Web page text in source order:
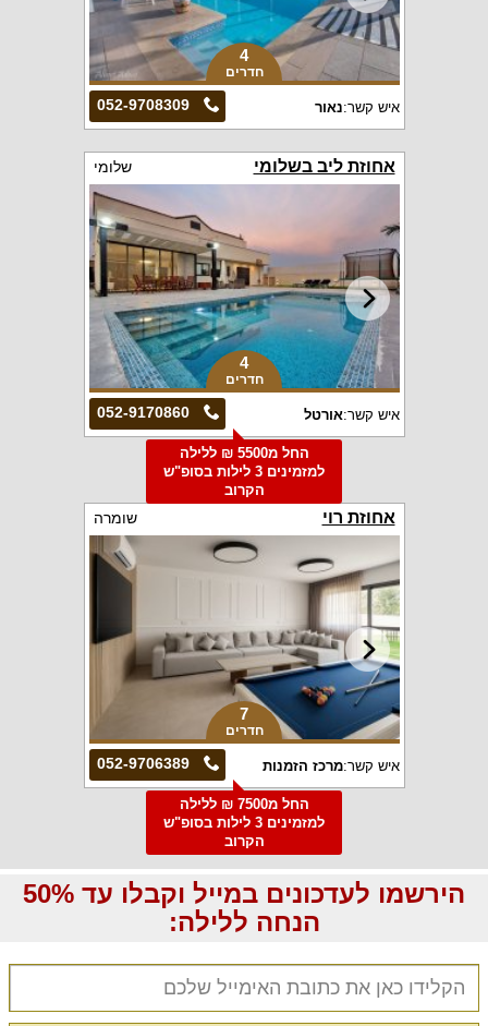
4
חדרים
052-9708309 איש קשר:נאור
אחוזת ליב בשלומי שלומי
4
חדרים
052-9170860 איש קשר:אורטל
החל מ5500 ₪ ללילה
למזמינים 3 לילות בסופ"ש
הקרוב
אחוזת רוי שומרה
7
חדרים
052-9706389 איש קשר:מרכז הזמנות
החל מ7500 ₪ ללילה
למזמינים 3 לילות בסופ"ש
הקרוב
הירשמו לעדכונים במייל וקבלו עד 50%
הנחה ללילה: